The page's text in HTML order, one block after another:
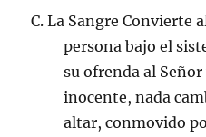
C. La Sangre Convierte
persona bajo el
su ofrenda al
inocente, nada
altar, conmovido